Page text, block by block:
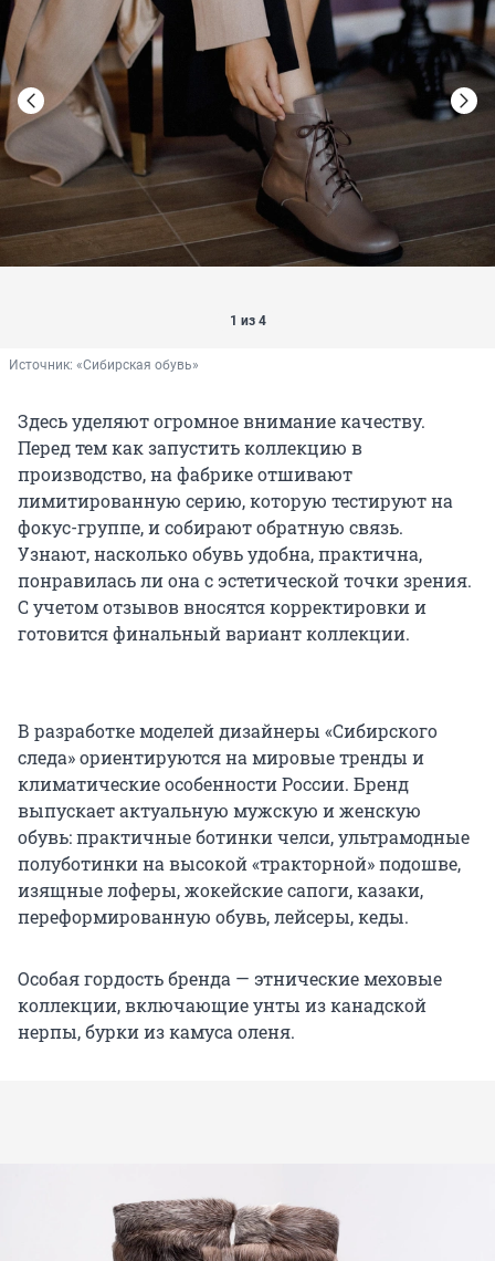
1 из 4
Источник: «Сибирская обувь»
Здесь уделяют огромное внимание качеству.
Перед тем как запустить коллекцию в
производство, на фабрике отшивают
лимитированную серию, которую тестируют на
фокус-группе, и собирают обратную связь.
Узнают, насколько обувь удобна, практична,
понравилась ли она с эстетической точки зрения.
С учетом отзывов вносятся корректировки и
готовится финальный вариант коллекции.
В разработке моделей дизайнеры «Сибирского
следа» ориентируются на мировые тренды и
климатические особенности России. Бренд
выпускает актуальную мужскую и женскую
обувь: практичные ботинки челси, ультрамодные
полуботинки на высокой «тракторной» подошве,
изящные лоферы, жокейские сапоги, казаки,
переформированную обувь, лейсеры, кеды.
Особая гордость бренда — этнические меховые
коллекции, включающие унты из канадской
нерпы, бурки из камуса оленя.